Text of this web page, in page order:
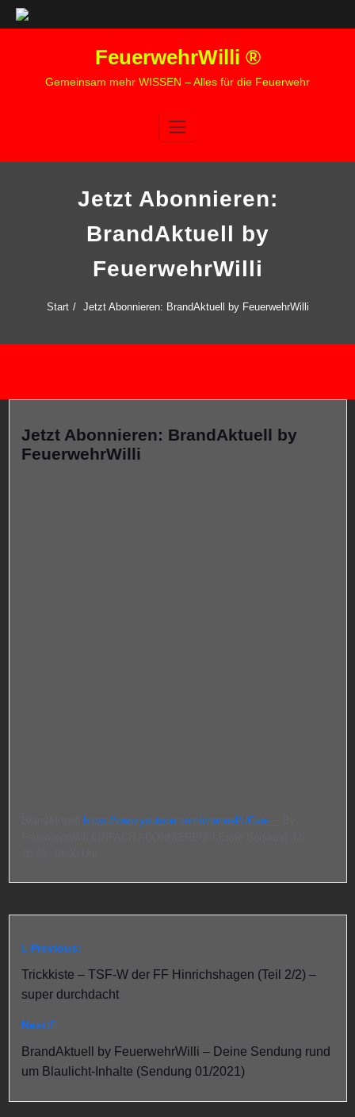
FeuerwehrWilli ®
Gemeinsam mehr WISSEN – Alles für die Feuerwehr
Jetzt Abonnieren:
BrandAktuell by
FeuerwehrWilli
Start Jetzt Abonnieren: BrandAktuell by FeuerwehrWilli
Jetzt Abonnieren: BrandAktuell by
FeuerwehrWilli
https://www.youtube.com/channel/UCva-…
Beitragsnavigation
Previous:
Trickkiste – TSF-W der FF Hinrichshagen (Teil 2/2) –
super durchdacht
Next:
BrandAktuell by FeuerwehrWilli – Deine Sendung rund
um Blaulicht-Inhalte (Sendung 01/2021)